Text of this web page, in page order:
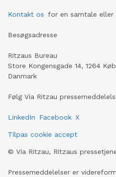
Kontakt os for en samtale
Besøgsadresse
Ritzaus Bureau
Store Kongensgade 14, 1264
Danmark
Følg Via Ritzau
LinkedIn Facebook X
Tilpas cookie accept
© Via Ritzau, Ritzaus
Pressemeddelelser er